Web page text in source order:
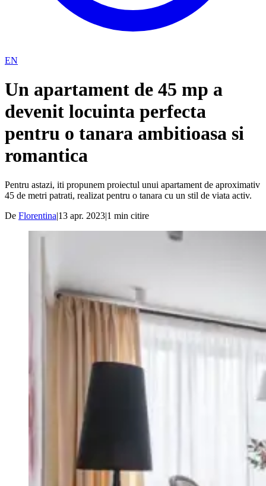
EN
Un apartament de 45 mp a
devenit locuinta perfecta
pentru o tanara ambitioasa si
romantica
Pentru astazi, iti propunem proiectul unui apartament de aproximativ
45 de metri patrati, realizat pentru o tanara cu un stil de viata activ.
De Florentina|13 apr. 2023|1 min citire